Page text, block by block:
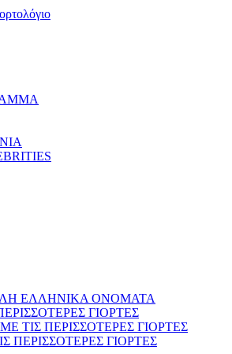
ΕΛΛΗΝΙΚΑ ΟΝΟΜΑΤΑ
ΓΙΟΡΤΕΣ
ΤΙΣ ΠΕΡΙΣΣΟΤΕΡΕΣ ΓΙΟΡΤΕΣ
ΠΕΡΙΣΣΟΤΕΡΕΣ ΓΙΟΡΤΕΣ